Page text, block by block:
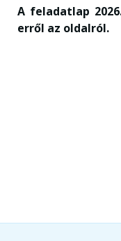
A feladatlap
erről az oldalról.